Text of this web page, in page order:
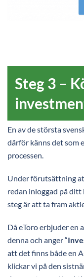
Steg 3 –
En av de största
därför känns det som
processen.
Under förutsättning
redan inloggad på ditt
steg är att ta fram
Då eToro erbjuder
denna och anger “
att det finns både en
klickar vi på den